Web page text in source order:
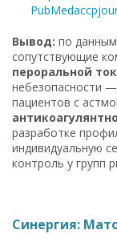
PubMed
Вывод: по данным
сопутствующие
пероральной
небезопасности —
пациентов с
разработке
индивидуальную
контроль у групп
Синергия: